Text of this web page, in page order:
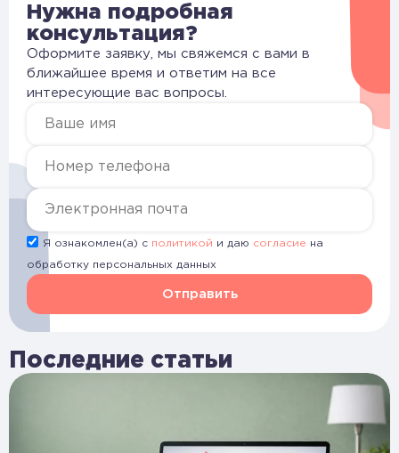
Последние статьи
Нужна подробная
консультация?
Оформите заявку, мы свяжемся с вами в
ближайшее время и ответим на все
интересующие вас вопросы.
Я ознакомлен(а) с политикой и даю согласие на
обработку персональных данных
Отправить